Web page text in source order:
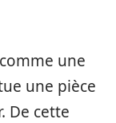
une
une pièce
De cette